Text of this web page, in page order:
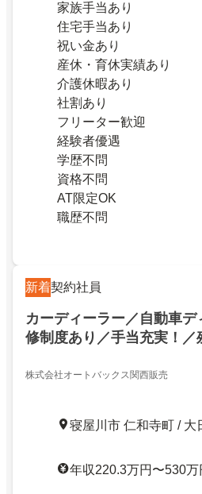
家族手当あり
住宅手当あり
祝い金あり
産休・育休実績あり
介護休暇あり
社割あり
フリーター歓迎
経験者優遇
学歴不問
資格不問
AT限定OK
職歴不問
新着契約社員
カーディーラー／自動車
修制度あり／手当充実！
株式会社オートバックス関西販売
寝屋川市 仁和寺町 / 大
年収220.3万円〜530万